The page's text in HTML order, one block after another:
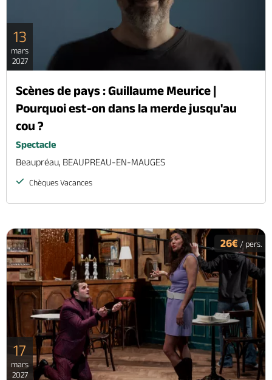
13
mars
2027
Scènes de pays : Guillaume Meurice |
Pourquoi est-on dans la merde jusqu'au
cou ?
Spectacle
Beaupréau, BEAUPREAU-EN-MAUGES
Chèques Vacances
26€ / pers.
17
mars
2027